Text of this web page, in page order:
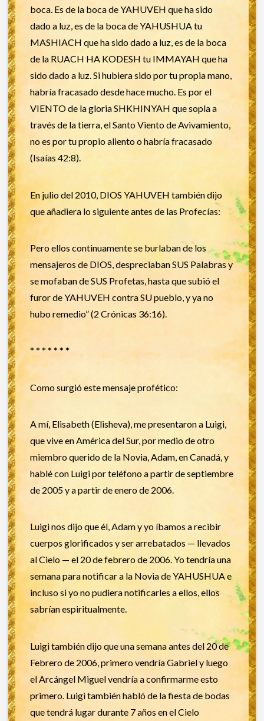
boca. Es de la boca de YAHUVEH que ha sido
dado a luz, es de la boca de YAHUSHUA tu
MASHIACH que ha sido dado a luz, es de la boca
de la RUACH HA KODESH tu IMMAYAH que ha
sido dado a luz. Si hubiera sido por tu propia mano,
habría fracasado desde hace mucho. Es por el
VIENTO de la gloria SHKHINYAH que sopla a
través de la tierra, el Santo Viento de Avivamiento,
no es por tu propio aliento o habría fracasado
(Isaías 42:8).
En julio del 2010, DIOS YAHUVEH también dijo
que añadiera lo siguiente antes de las Profecías:
Pero ellos continuamente se burlaban de los
mensajeros de DIOS, despreciaban SUS Palabras y
se mofaban de SUS Profetas, hasta que subió el
furor de YAHUVEH contra SU pueblo, y ya no
hubo remedio” (2 Crónicas 36:16).
* * * * * * *
Como surgió este mensaje profético:
A mí, Elisabeth (Elisheva), me presentaron a Luigi,
que vive en América del Sur, por medio de otro
miembro querido de la Novia, Adam, en Canadá, y
hablé con Luigi por teléfono a partir de septiembre
de 2005 y a partir de enero de 2006.
Luigi nos dijo que él, Adam y yo íbamos a recibir
cuerpos glorificados y ser arrebatados — llevados
al Cielo — el 20 de febrero de 2006. Yo tendría una
semana para notificar a la Novia de YAHUSHUA e
incluso si yo no pudiera notificarles a ellos, ellos
sabrían espiritualmente.
Luigi también dijo que una semana antes del 20 de
Febrero de 2006, primero vendría Gabriel y luego
el Arcángel Miguel vendría a confirmarme esto
primero. Luigi también habló de la fiesta de bodas
que tendrá lugar durante 7 años en el Cielo